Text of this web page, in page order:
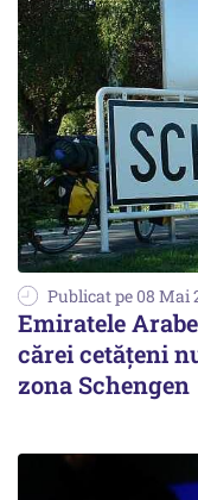
Publicat pe 08 Mai
Emiratele
cărei cetățeni
zona Schengen